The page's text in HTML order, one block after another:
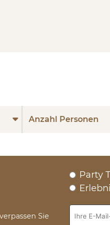
Anzahl Personen
Sie
Party